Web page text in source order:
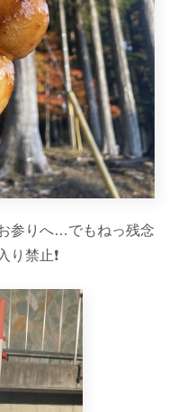
参りへ…でもねっ残念
禁止❗️